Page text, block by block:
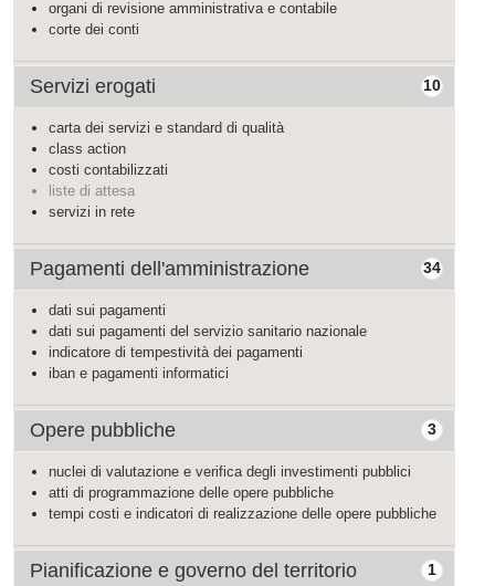
organi di revisione amministrativa e contabile
corte dei conti
10
Servizi erogati
carta dei servizi e standard di qualità
class action
costi contabilizzati
liste di attesa
servizi in rete
34
Pagamenti dell'amministrazione
dati sui pagamenti
dati sui pagamenti del servizio sanitario nazionale
indicatore di tempestività dei pagamenti
iban e pagamenti informatici
3
Opere pubbliche
nuclei di valutazione e verifica degli investimenti pubblici
atti di programmazione delle opere pubbliche
tempi costi e indicatori di realizzazione delle opere pubbliche
1
Pianificazione e governo del territorio